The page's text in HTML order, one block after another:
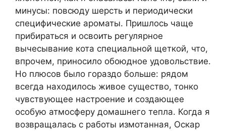
минусы: повсюду шерсть и периодически
специфические ароматы. Пришлось чаще
прибираться и освоить регулярное
вычесывание кота специальной щеткой, что,
впрочем, приносило обоюдное удовольствие.
Но плюсов было гораздо больше: рядом
всегда находилось живое существо, тонко
чувствующее настроение и создающее
особую атмосферу домашнего тепла. Когда я
возвращалась с работы измотанная, Оскар